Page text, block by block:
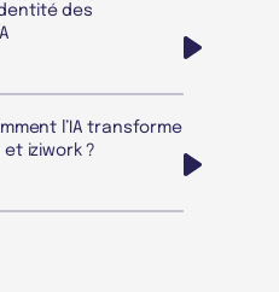
des
l’IA transforme
iziwork ?